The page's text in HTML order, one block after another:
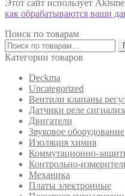
Этот сайт использует
как обрабатываются ваши
Поиск по товарам
Искать:
Категории товаров
Deckma
Uncategorized
Вентили клапаны
Датчики реле
Двигатели
Звуковое оборудование
Изоляция химия
Коммутационно-
Контрольно-
Механика
Платы электронные